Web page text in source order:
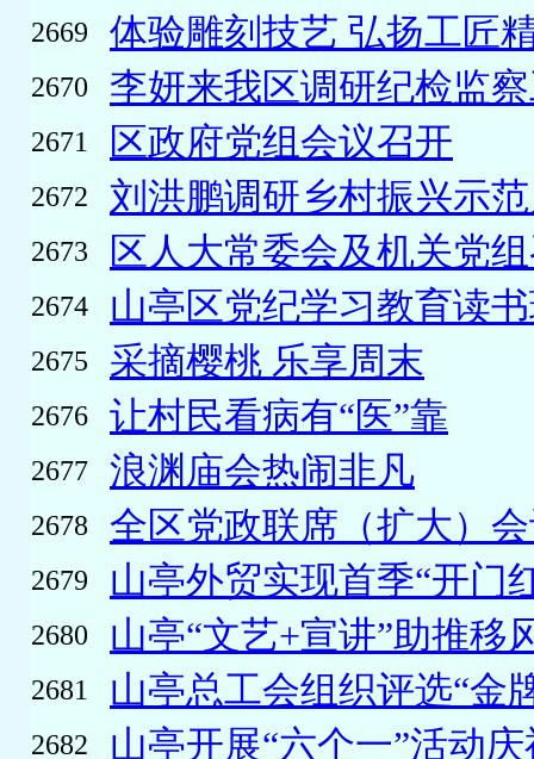
2669 体验雕刻技艺 弘扬工匠
2670 李妍来我区调研纪检监
2671 区政府党组会议召开
2672 刘洪鹏调研乡村振兴示
2673 区人大常委会及机关党
2674 山亭区党纪学习教育读
2675 采摘樱桃 乐享周末
2676 让村民看病有“医”靠
2677 浪渊庙会热闹非凡
2678 全区党政联席（扩大）
2679 山亭外贸实现首季“开门
2680 山亭“文艺+宣讲”助推移
2681 山亭总工会组织评选“金
2682 山亭开展“六个一”活动